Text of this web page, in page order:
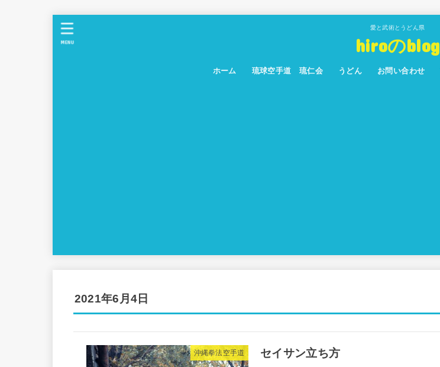
愛と武術とうどん県
hiroのblog
ホーム 琉球空手道 琉仁会 うどん お問い合わせ
MENU
2021年6月4日
沖縄拳法空手道 セイサン立ち方